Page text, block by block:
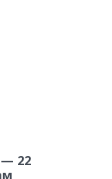
— 22